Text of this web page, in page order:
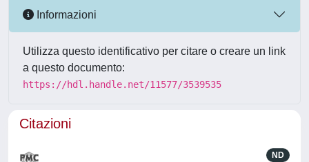
Informazioni
Utilizza questo identificativo per citare o creare un link
a questo documento:
https://hdl.handle.net/11577/3539535
Citazioni
ND